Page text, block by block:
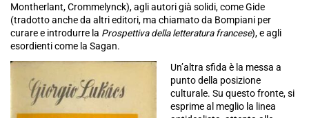
Montherlant, Crommelynck), agli autori già solidi, come Gide
(tradotto anche da altri editori, ma chiamato da Bompiani per
curare e introdurre la Prospettiva della letteratura francese), e agli
esordienti come la Sagan.
Un’altra sfida è la messa a
punto della posizione
culturale. Su questo fronte, si
esprime al meglio la linea